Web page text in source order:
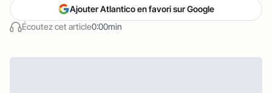
Écoutez cet article0:00min
Ajouter Atlantico en favori sur Google